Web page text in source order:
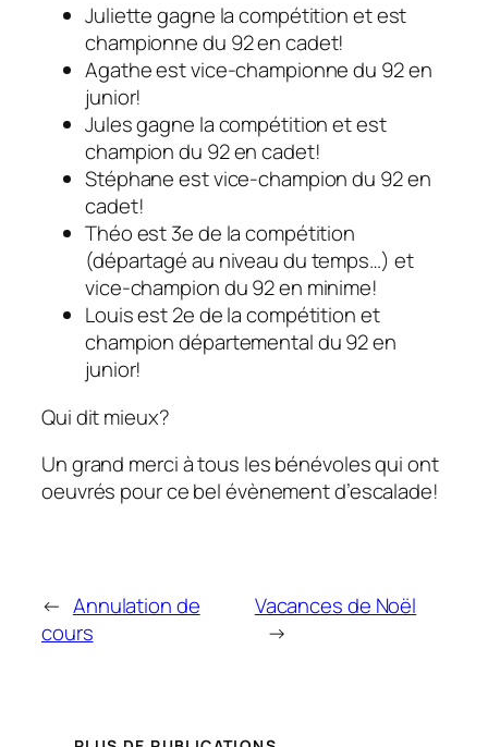
Juliette gagne la compétition et est
championne du 92 en cadet!
Agathe est vice-championne du 92 en
junior!
Jules gagne la compétition et est
champion du 92 en cadet!
Stéphane est vice-champion du 92 en
cadet!
Théo est 3e de la compétition
(départagé au niveau du temps…) et
vice-champion du 92 en minime!
Louis est 2e de la compétition et
champion départemental du 92 en
junior!
Qui dit mieux?
Un grand merci à tous les bénévoles qui ont
oeuvrés pour ce bel évènement d’escalade!
← Annulation de
cours
Vacances de Noël
→